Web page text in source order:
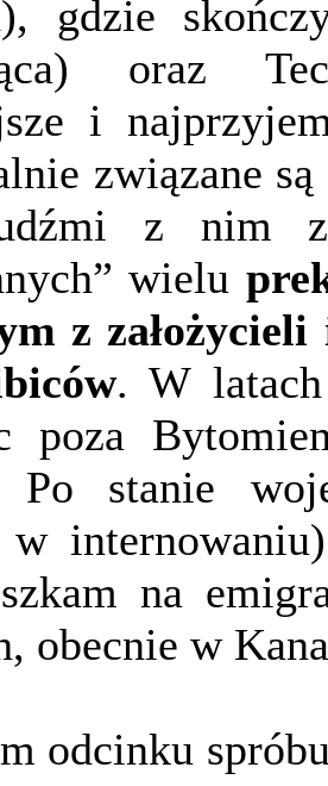
gdzie
oraz
i
związane
z nim
wielu
z założycieli
. W latach
poza
Po stanie
w
na
obecnie w
odcinku